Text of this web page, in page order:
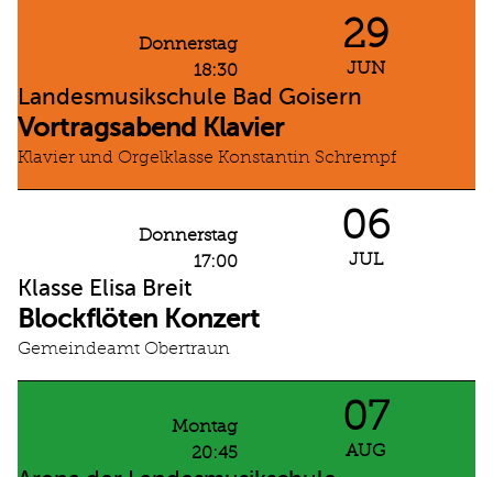
Donnerstag
18:30
29
JUN
Landesmusikschule Bad Goisern
Vortragsabend Klavier
Klavier und Orgelklasse Konstantin Schrempf
Donnerstag
17:00
06
JUL
Klasse Elisa Breit
Blockflöten Konzert
Gemeindeamt Obertraun
Montag
20:45
07
AUG